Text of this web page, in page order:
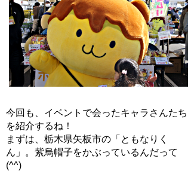
今回も、イベントで会ったキャラさんたち
を紹介するね！
まずは、栃木県矢板市の「ともなりく
ん」。紫烏帽子をかぶっているんだって
(^^)